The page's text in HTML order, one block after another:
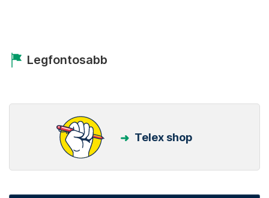
Legfontosabb
Telex shop